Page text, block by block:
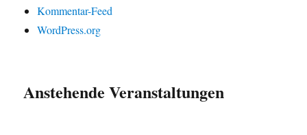
Kommentar-Feed
WordPress.org
Anstehende Veranstaltungen